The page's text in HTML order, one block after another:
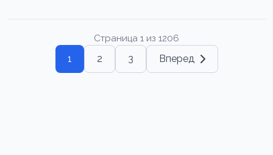
Страница 1 из 1206
1 2 3 Вперед